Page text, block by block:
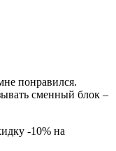
понравился.
сменный блок –
-10% на